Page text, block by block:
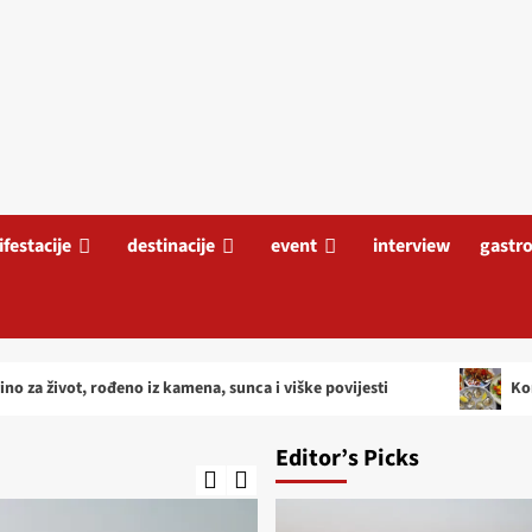
destinacije event interview
iz kamena, sunca i viške povijesti Konoba Baća
Editor’s Picks